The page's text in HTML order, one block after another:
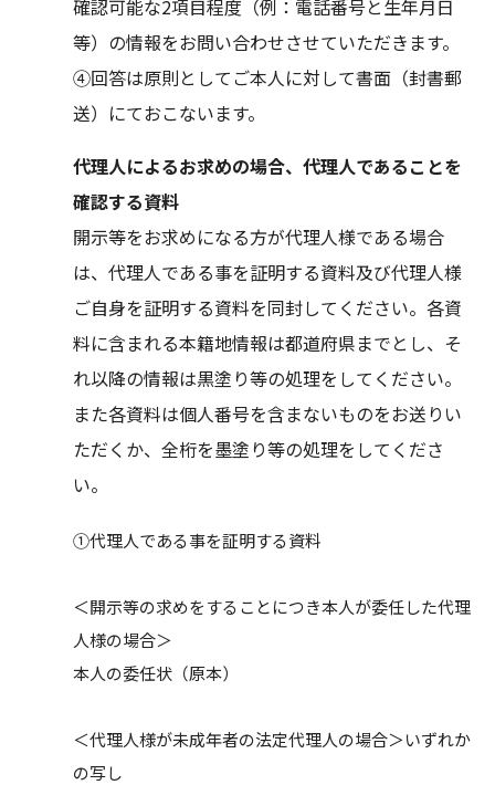
確認可能な2項目程度（例：電話番号と生年月日
等）の情報をお問い合わせさせていただきます。
④回答は原則としてご本人に対して書面（封書郵
送）にておこないます。
代理人によるお求めの場合、代理人であることを
確認する資料
開示等をお求めになる方が代理人様である場合
は、代理人である事を証明する資料及び代理人様
ご自身を証明する資料を同封してください。各資
料に含まれる本籍地情報は都道府県までとし、そ
れ以降の情報は黒塗り等の処理をしてください。
また各資料は個人番号を含まないものをお送りい
ただくか、全桁を墨塗り等の処理をしてくださ
い。
①代理人である事を証明する資料
＜開示等の求めをすることにつき本人が委任した代理
人様の場合＞
本人の委任状（原本）
＜代理人様が未成年者の法定代理人の場合＞いずれか
の写し